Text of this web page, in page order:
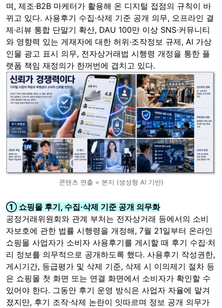
며, 제조·B2B 마케터가 활용해 온 디지털 접점의 규칙이 바
뀌고 있다. 사용후기 수집·삭제 기준 공개 의무, 오프라인 결
제·리뷰 통합 단말기 확산, DAU 100만 이상 SNS·커뮤니티
와 영향력 있는 게재자에 대한 허위·조작정보 규제, AI 가상
인물 광고 표시 의무, 전자상거래법 시행령 개정을 통한 플
랫폼 책임 재정의가 한꺼번에 겹치고 있다.
콘텐츠 연출 = 본지 (생성형 AI 기반)
① 쇼핑몰 후기, 수집·삭제 기준 공개 의무화
공정거래위원회와 관계 부처는 전자상거래 등에서의 소비
자보호에 관한 법률 시행령을 개정해, 7월 21일부터 온라인
쇼핑몰 사업자가 소비자 사용후기를 게시할 때 후기 수집·처
리 정보를 의무적으로 공개하도록 했다. 사용후기 작성권한,
게시기간, 등급평가 및 삭제 기준, 삭제 시 이의제기 절차 등
은 쇼핑몰 첫 화면 또는 연결 화면에서 소비자가 확인할 수
있어야 한다. 그동안 후기 운영 방식은 사업자 자율에 맡겨
졌지만, 후기 조작·삭제 논란이 잇따르며 정보 공개 의무가